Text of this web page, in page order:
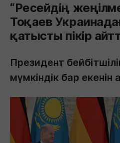
“Ресейдің
Тоқаев
қатысты пікір
Президент
мүмкіндік бар екенін